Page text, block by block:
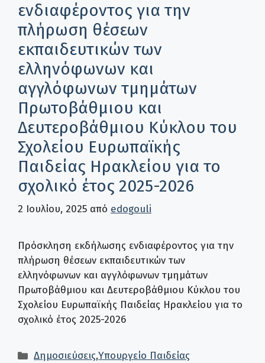
ενδιαφέροντος για την
πλήρωση θέσεων
εκπαιδευτικών των
ελληνόφωνων και
αγγλόφωνων τμημάτων
Πρωτοβάθμιου και
Δευτεροβάθμιου Κύκλου του
Σχολείου Ευρωπαϊκής
Παιδείας Ηρακλείου για το
σχολικό έτος 2025-2026
2 Ιουλίου, 2025 από edogouli
Πρόσκληση εκδήλωσης ενδιαφέροντος για την
πλήρωση θέσεων εκπαιδευτικών των
ελληνόφωνων και αγγλόφωνων τμημάτων
Πρωτοβάθμιου και Δευτεροβάθμιου Κύκλου του
Σχολείου Ευρωπαϊκής Παιδείας Ηρακλείου για το
σχολικό έτος 2025-2026
Κατηγορίες
Δημοσιεύσεις,Υπουργείο Παιδείας